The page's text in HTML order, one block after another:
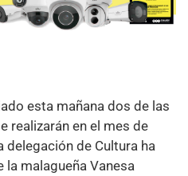
esta mañana dos de las
realizarán en el mes de
delegación de Cultura ha
malagueña Vanesa